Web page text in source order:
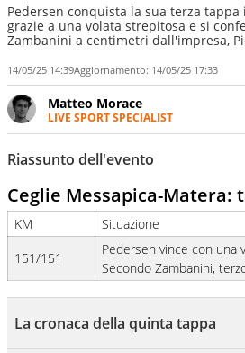
Pedersen conquista la sua terza
grazie a una volata strepitosa e si
Zambanini a centimetri dall'impresa,
14/05/25 14:39Aggiornamento: 14/05/25 17:33
Matteo Morace
LIVE SPORT SPECIALIST
La multimedialità quale
professionale. Ama raccontare
attenzione sul tempo reale: la
sono opinioni ma fatti
Riassunto dell'evento
Ceglie Messapica-Matera:
KM
Situazione
151/151
Pedersen vince con una
Secondo Zambanini,
La cronaca della quinta tappa